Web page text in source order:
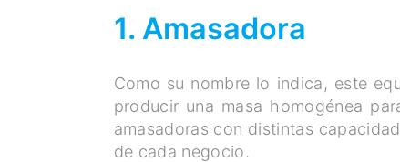
1. Amasadora
Como su nombre lo indica, este
producir una masa homogénea
amasadoras con distintas
de cada negocio.